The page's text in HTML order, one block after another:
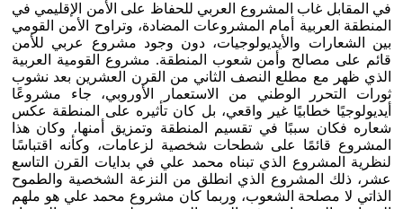
في المقابل غاب المشروع العربي للحفاظ على الأمن الإقليمي في
المنطقة العربية أمام المشروعات المضادة، وتراوح الأمن القومي
بين الشعارات والأيديولوجيات، دون وجود مشروع عربي للأمن
قائم على مصالح وأمن شعوب المنطقة. مشروع القومية العربية
الذي ظهر مع مطلع النصف الثاني من القرن العشرين بعد نشوب
ثورات التحرر الوطني من الاستعمار الأوروبي، جاء مشروعًا
أيديولوجيًا خطابيًا غير واقعي، بل كان تأثيره على المنطقة عكس
شعاره فكان سببًا في تقسيم المنطقة وتمزيق أمنها، وكان هذا
المشروع قائمًا على شطحات شخصية لزعامات، وكأنه اقتباسًا
لنظرية المشروع الذي تبناه محمد علي في بدايات القرن التاسع
عشر، ذلك المشروع الذي انطلق من النزعة الشخصية والطموح
الذاتي لا مصلحة الشعوب، وربما كان مشروع محمد علي هو ملهم